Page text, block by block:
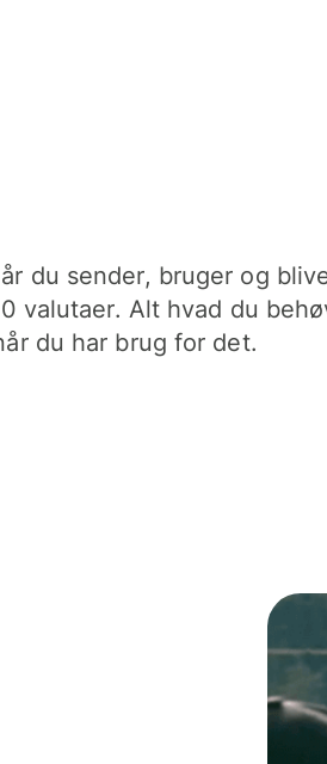
du sender, bruger og
valutaer. Alt hvad du
du har brug for det.